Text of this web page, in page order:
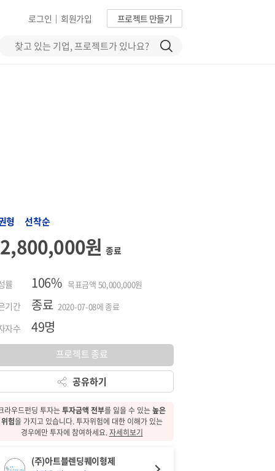
프로젝트 만들기
회원가입
|
로그인
형 선착순
원종료
률 106% 목표금액 50,000,000원
기간 종료 2020-07-08에 종료
자수 49명
프로젝트 종료
공유하기
라우드펀딩 투자는투자금액 전부를 잃을 수 있는높은
위험을 가지고 있습니다.투자위험에 대한 이해가 있는
경우에만 투자에 참여하세요.자세히보기
(주)아트블렌딩퀘이형제